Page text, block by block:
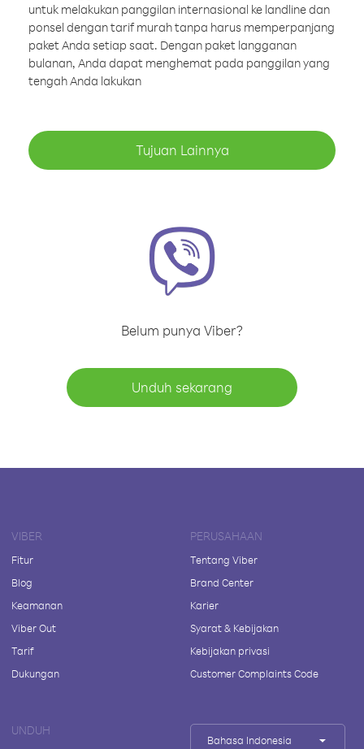
untuk melakukan panggilan internasional ke landline dan
ponsel dengan tarif murah tanpa harus memperpanjang
paket Anda setiap saat. Dengan paket langganan
bulanan, Anda dapat menghemat pada panggilan yang
tengah Anda lakukan
Tujuan Lainnya
Belum punya Viber?
Unduh sekarang
VIBER
Fitur
Blog
Keamanan
Viber Out
Tarif
Dukungan
PERUSAHAAN
Tentang Viber
Brand Center
Karier
Syarat & Kebijakan
Kebijakan privasi
Customer Complaints Code
UNDUH
Bahasa Indonesia